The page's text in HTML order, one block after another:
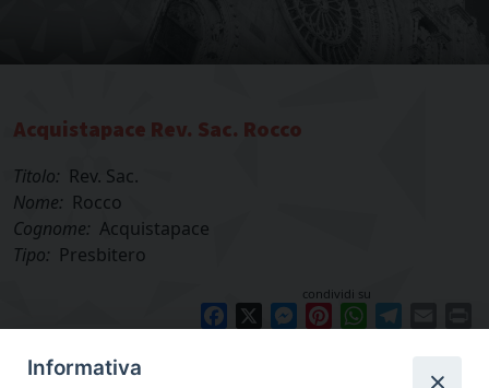
Acquistapace Rev. Sac. Rocco
Titolo: Rev. Sac.
Nome: Rocco
Cognome: Acquistapace
Tipo: Presbitero
condividi su
Facebook Messenger
PinterestWhatsApp
Informativa